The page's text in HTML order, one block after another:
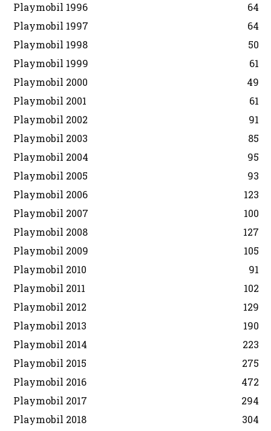
Playmobil 1996
64
Playmobil 1997
64
Playmobil 1998
50
Playmobil 1999
61
Playmobil 2000
49
Playmobil 2001
61
Playmobil 2002
91
Playmobil 2003
85
Playmobil 2004
95
Playmobil 2005
93
Playmobil 2006
123
Playmobil 2007
100
Playmobil 2008
127
Playmobil 2009
105
Playmobil 2010
91
Playmobil 2011
102
Playmobil 2012
129
Playmobil 2013
190
Playmobil 2014
223
Playmobil 2015
275
Playmobil 2016
472
Playmobil 2017
294
Playmobil 2018
304